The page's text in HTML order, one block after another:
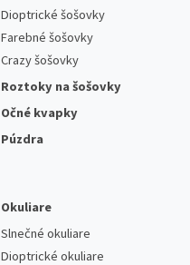
Dioptrické šošovky
Farebné šošovky
Crazy šošovky
Roztoky na šošovky
Očné kvapky
Púzdra
Okuliare
Slnečné okuliare
Dioptrické okuliare